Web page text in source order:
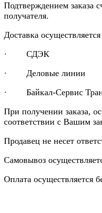
Подтверждением заказа
получателя.
Доставка
· СДЭК
· Деловые линии
· Байкал-Сервис
При получении заказа,
соответствии с Вашим
Продавец не несет
Самовывоз
Оплата осуществляется